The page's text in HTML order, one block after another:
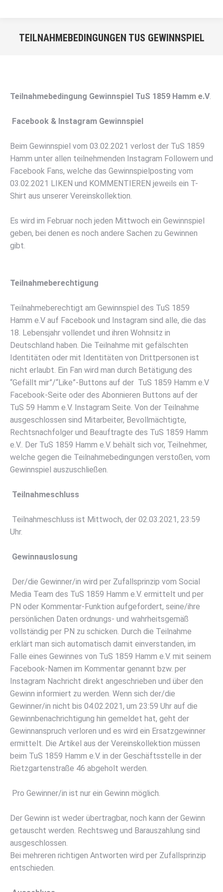
TEILNAHMEBEDINGUNGEN TUS GEWINNSPIEL
Teilnahmebedingung Gewinnspiel TuS 1859 Hamm e.V.
Facebook & Instagram Gewinnspiel
Beim Gewinnspiel vom 03.02.2021 verlost der TuS 1859
Hamm unter allen teilnehmenden Instagram Followern und
Facebook Fans, welche das Gewinnspielposting vom
03.02.2021 LIKEN und KOMMENTIEREN jeweils ein T-
Shirt aus unserer Vereinskollektion.
Es wird im Februar noch jeden Mittwoch ein Gewinnspiel
geben, bei denen es noch andere Sachen zu Gewinnen
gibt.
Teilnahmeberechtigung
Teilnahmeberechtigt am Gewinnspiel des TuS 1859
Hamm e.V auf Facebook und Instagram sind alle, die das
18. Lebensjahr vollendet und ihren Wohnsitz in
Deutschland haben. Die Teilnahme mit gefälschten
Identitäten oder mit Identitäten von Drittpersonen ist
nicht erlaubt. Ein Fan wird man durch Betätigung des
“Gefällt mir”/“Like”-Buttons auf der TuS 1859 Hamm e.V
Facebook-Seite oder des Abonnieren Buttons auf der
TuS 59 Hamm e.V. Instagram Seite. Von der Teilnahme
ausgeschlossen sind Mitarbeiter, Bevollmächtigte,
Rechtsnachfolger und Beauftragte des TuS 1859 Hamm
e.V.. Der TuS 1859 Hamm e.V. behält sich vor, Teilnehmer,
welche gegen die Teilnahmebedingungen verstoßen, vom
Gewinnspiel auszuschließen.
Teilnahmeschluss
Teilnahmeschluss ist Mittwoch, der 02.03.2021, 23:59
Uhr.
Gewinnauslosung
Der/die Gewinner/in wird per Zufallsprinzip vom Social
Media Team des TuS 1859 Hamm e.V. ermittelt und per
PN oder Kommentar-Funktion aufgefordert, seine/ihre
persönlichen Daten ordnungs- und wahrheitsgemäß
vollständig per PN zu schicken. Durch die Teilnahme
erklärt man sich automatisch damit einverstanden, im
Falle eines Gewinnes von TuS 1859 Hamm e.V. mit seinem
Facebook-Namen im Kommentar genannt bzw. per
Instagram Nachricht direkt angeschrieben und über den
Gewinn informiert zu werden. Wenn sich der/die
Gewinner/in nicht bis 04.02.2021, um 23:59 Uhr auf die
Gewinnbenachrichtigung hin gemeldet hat, geht der
Gewinnanspruch verloren und es wird ein Ersatzgewinner
ermittelt. Die Artikel aus der Vereinskollektion müssen
beim TuS 1859 Hamm e.V. in der Geschäftsstelle in der
Rietzgartenstraße 46 abgeholt werden.
Pro Gewinner/in ist nur ein Gewinn möglich.
Der Gewinn ist weder übertragbar, noch kann der Gewinn
getauscht werden. Rechtsweg und Barauszahlung sind
ausgeschlossen.
Bei mehreren richtigen Antworten wird per Zufallsprinzip
entschieden.